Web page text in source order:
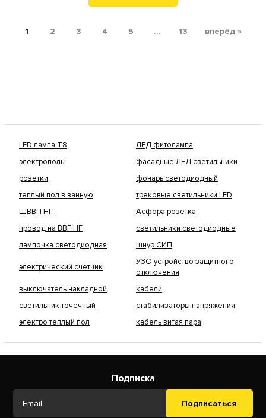
1 2 3 4 5 ... 13 вперёд »
LED лампа Т8
ЛЕД фитолампа
электрополы
фасадные ЛЕД светильники
розетки
фонарь светодиодный
теплый пол в ванную
трековые светильники LED
ШВВП НГ
Асфора розетка
провод на ВВГ НГ
светильники светодиодные
лампочка светодиодная
шнур СИП
электрический счетчик
УЗО устройство защитного
отключения
выключатель накладной
кабели
светильник точечный
стабилизаторы напряжения
электро теплый пол
кабель витая пара
Подписка
Подписаться